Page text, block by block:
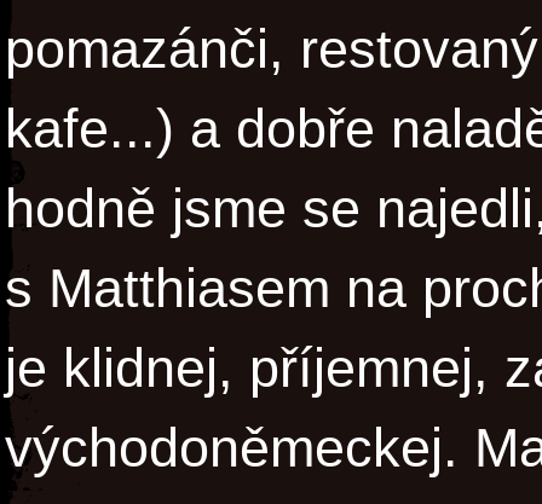
pomazánči,
kafe...) a dobře
hodně jsme se
s Matthiasem na
je klidnej, příjemnej,
východoněmeckej.